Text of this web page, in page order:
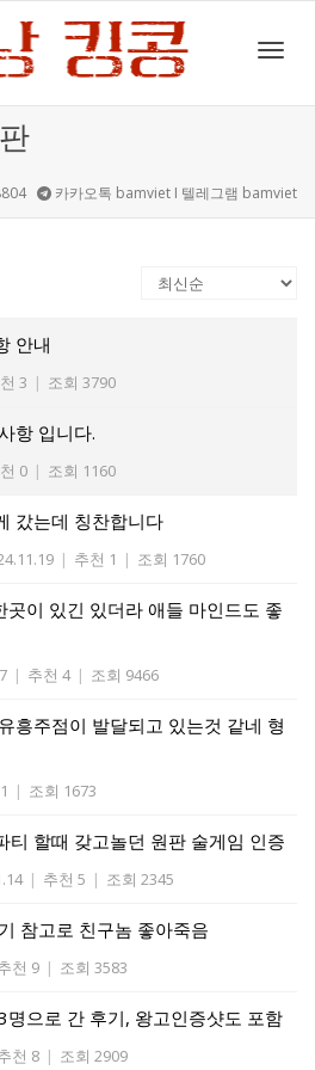
카카오톡 bamviet I 텔레그램 bamviet
안내
3 | 조회 3790
항 입니다.
0 | 조회 1160
갔는데 칭찬합니다
| 추천 1 | 조회 1760
이 있긴 있더라 애들 마인드도 좋
| 추천 4 | 조회 9466
흥주점이 발달되고 있는것 같네 형
| 조회 1673
티 할때 갖고놀던 원판 술게임 인증
| 추천 5 | 조회 2345
참고로 친구놈 좋아죽음
천 9 | 조회 3583
으로 간 후기, 왕고인증샷도 포함
천 8 | 조회 2909